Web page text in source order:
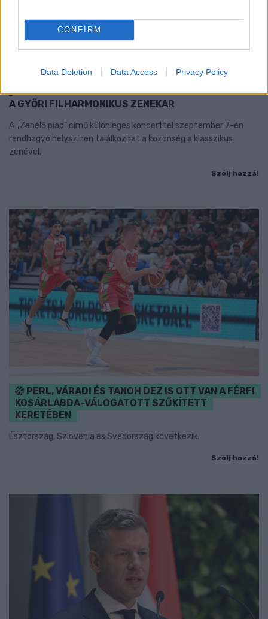
CONFIRM
Data Deletion Data Access Privacy Policy
EXTRA: A VÁSÁRCSARNOKBAN NYITJA ÚJ ÉVADÁT
A GYŐRI FILHARMONIKUS ZENEKAR
A „Zenélő piac” című különleges koncerttel szeptember 7-én
rendhagyó helyszínen találkozhat a közönség a klasszikus
zenével.
Szólj hozzá!
PERL, VÁRADI ÉS TANOH DEZ IS OTT VAN A FÉRFI
KOSÁRLABDA-VÁLOGATOTT SZŰKÍTETT
KERETÉBEN
Észtország, Szlovénia és Svédország következik.
Szólj hozzá!